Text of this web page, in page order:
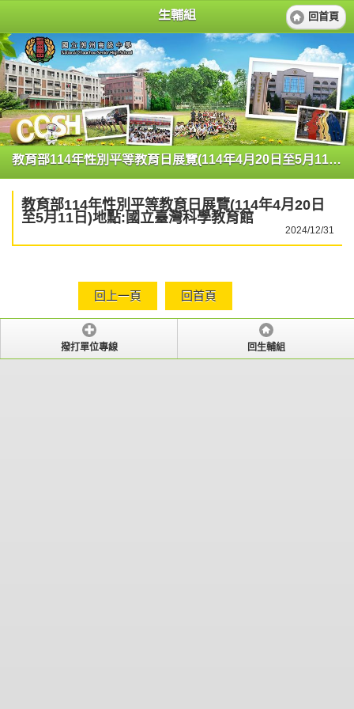
生輔組 回首頁
教育部114年性別平等教育日展覽(114年4月20日至5月11日)地點:國立臺灣科學教育館
教育部114年性別平等教育日展覽(114年4月20日
至5月11日)地點:國立臺灣科學教育館
2024/12/31
回上一頁 回首頁
撥打單位專線 回生輔組